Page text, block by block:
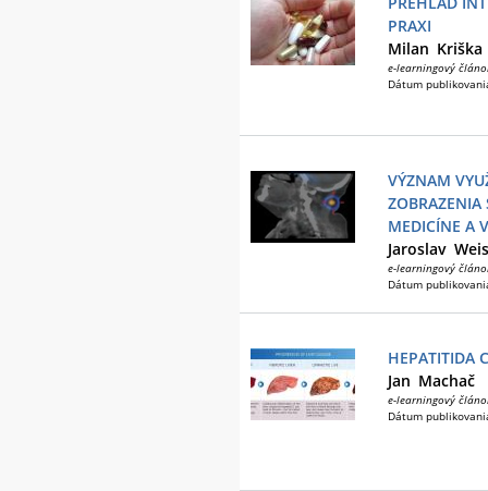
PRAXI
Milan Kriška
e-learningový
Dátum
VÝZNAM
ZOBRAZENIA
MEDICÍNE A
Jaroslav
e-learningový
Dátum
HEPATITIDA
Jan Machač
e-learningový
Dátum